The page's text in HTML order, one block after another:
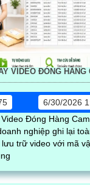
VIDEO ĐÓNG HÀNG
6/30/2026
Đóng Hàng
nghiệp ghi lại
trữ video với mã